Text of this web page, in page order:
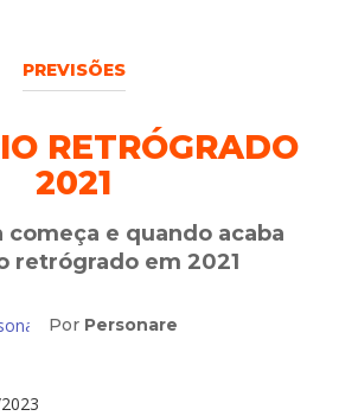
PREVISÕES
RETRÓGRADO
2021
começa e quando acaba
retrógrado em 2021
Por Personare